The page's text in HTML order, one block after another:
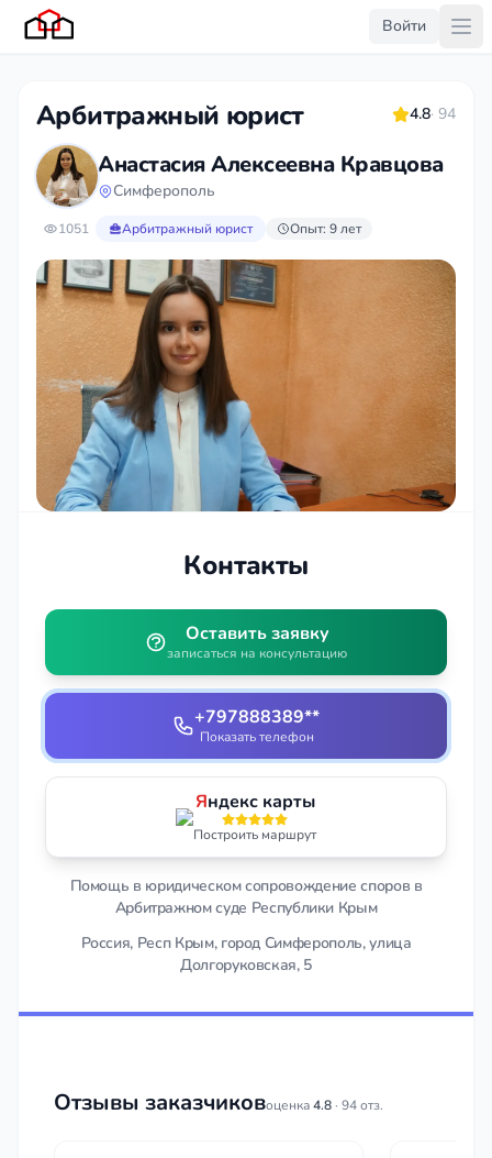
Войти
Арбитражный юрист 4.8· 94
Анастасия Алексеевна Кравцова
Симферополь
1051 Арбитражный юрист Опыт: 9 лет
Контакты
Оставить заявку
записаться на консультацию
+797888389**
Показать телефон
Яндекс карты
Построить маршрут
Помощь в юридическом сопровождение споров в
Арбитражном суде Республики Крым
Россия, Респ Крым, город Симферополь, улица
Долгоруковская, 5
Отзывы заказчиковоценка4.8 · 94 отз.